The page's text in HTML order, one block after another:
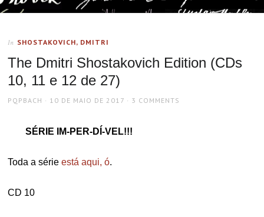
In SHOSTAKOVICH, DMITRI
The Dmitri Shostakovich Edition (CDs
10, 11 e 12 de 27)
AUTHOR
PQPBACH
POSTED
10 DE MAIO DE 2017 3 COMMENTS
SÉRIE IM-PER-DÍ-VEL!!!
Toda a sérieestá aqui, ó.
CD 10